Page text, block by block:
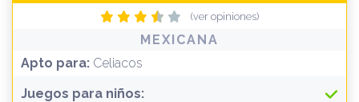
(ver opiniones)
MEXICANA
Apto para: Celiacos
Juegos para niños: